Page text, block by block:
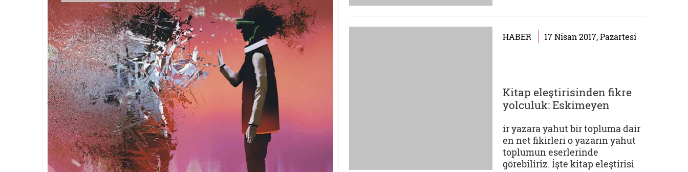
HABER 17 Nisan 2017, Pazartesi
Kitap eleştirisinden fikre
yolculuk: Eskimeyen
ir yazara yahut bir topluma dair
en net fikirleri o yazarın yahut
toplumun eserlerinde
görebiliriz. İşte kitap eleştirisi